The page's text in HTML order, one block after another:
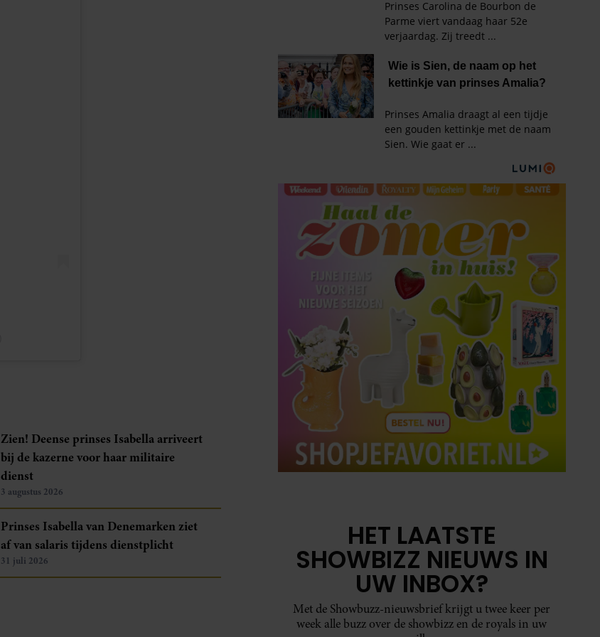
Zien! Deense prinses Isabella arriveert
bij de kazerne voor haar militaire
dienst
3 augustus 2026
Prinses Isabella van Denemarken ziet
af van salaris tijdens dienstplicht
31 juli 2026
HET LAATSTE
SHOWBIZZ NIEUWS IN
UW INBOX?
Met de Showbuzz-nieuwsbrief krijgt u twee keer per
week alle buzz over de showbizz en de royals in uw